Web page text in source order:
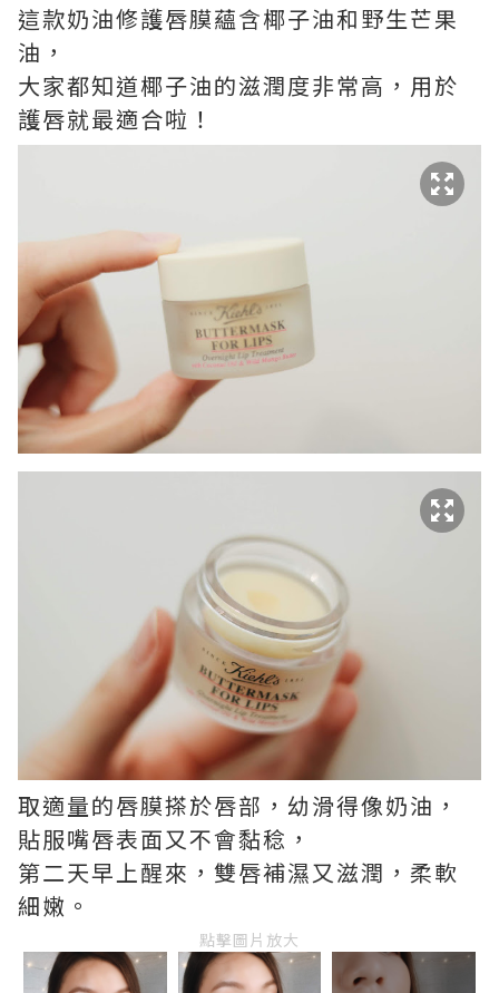
這款奶油修護唇膜蘊含椰子油和野生芒果
油，
大家都知道椰子油的滋潤度非常高，用於
護唇就最適合啦！
取適量的唇膜搽於唇部，幼滑得像奶油，
貼服嘴唇表面又不會黏稔，
第二天早上醒來，雙唇補濕又滋潤，柔軟
細嫩。
點擊圖片放大